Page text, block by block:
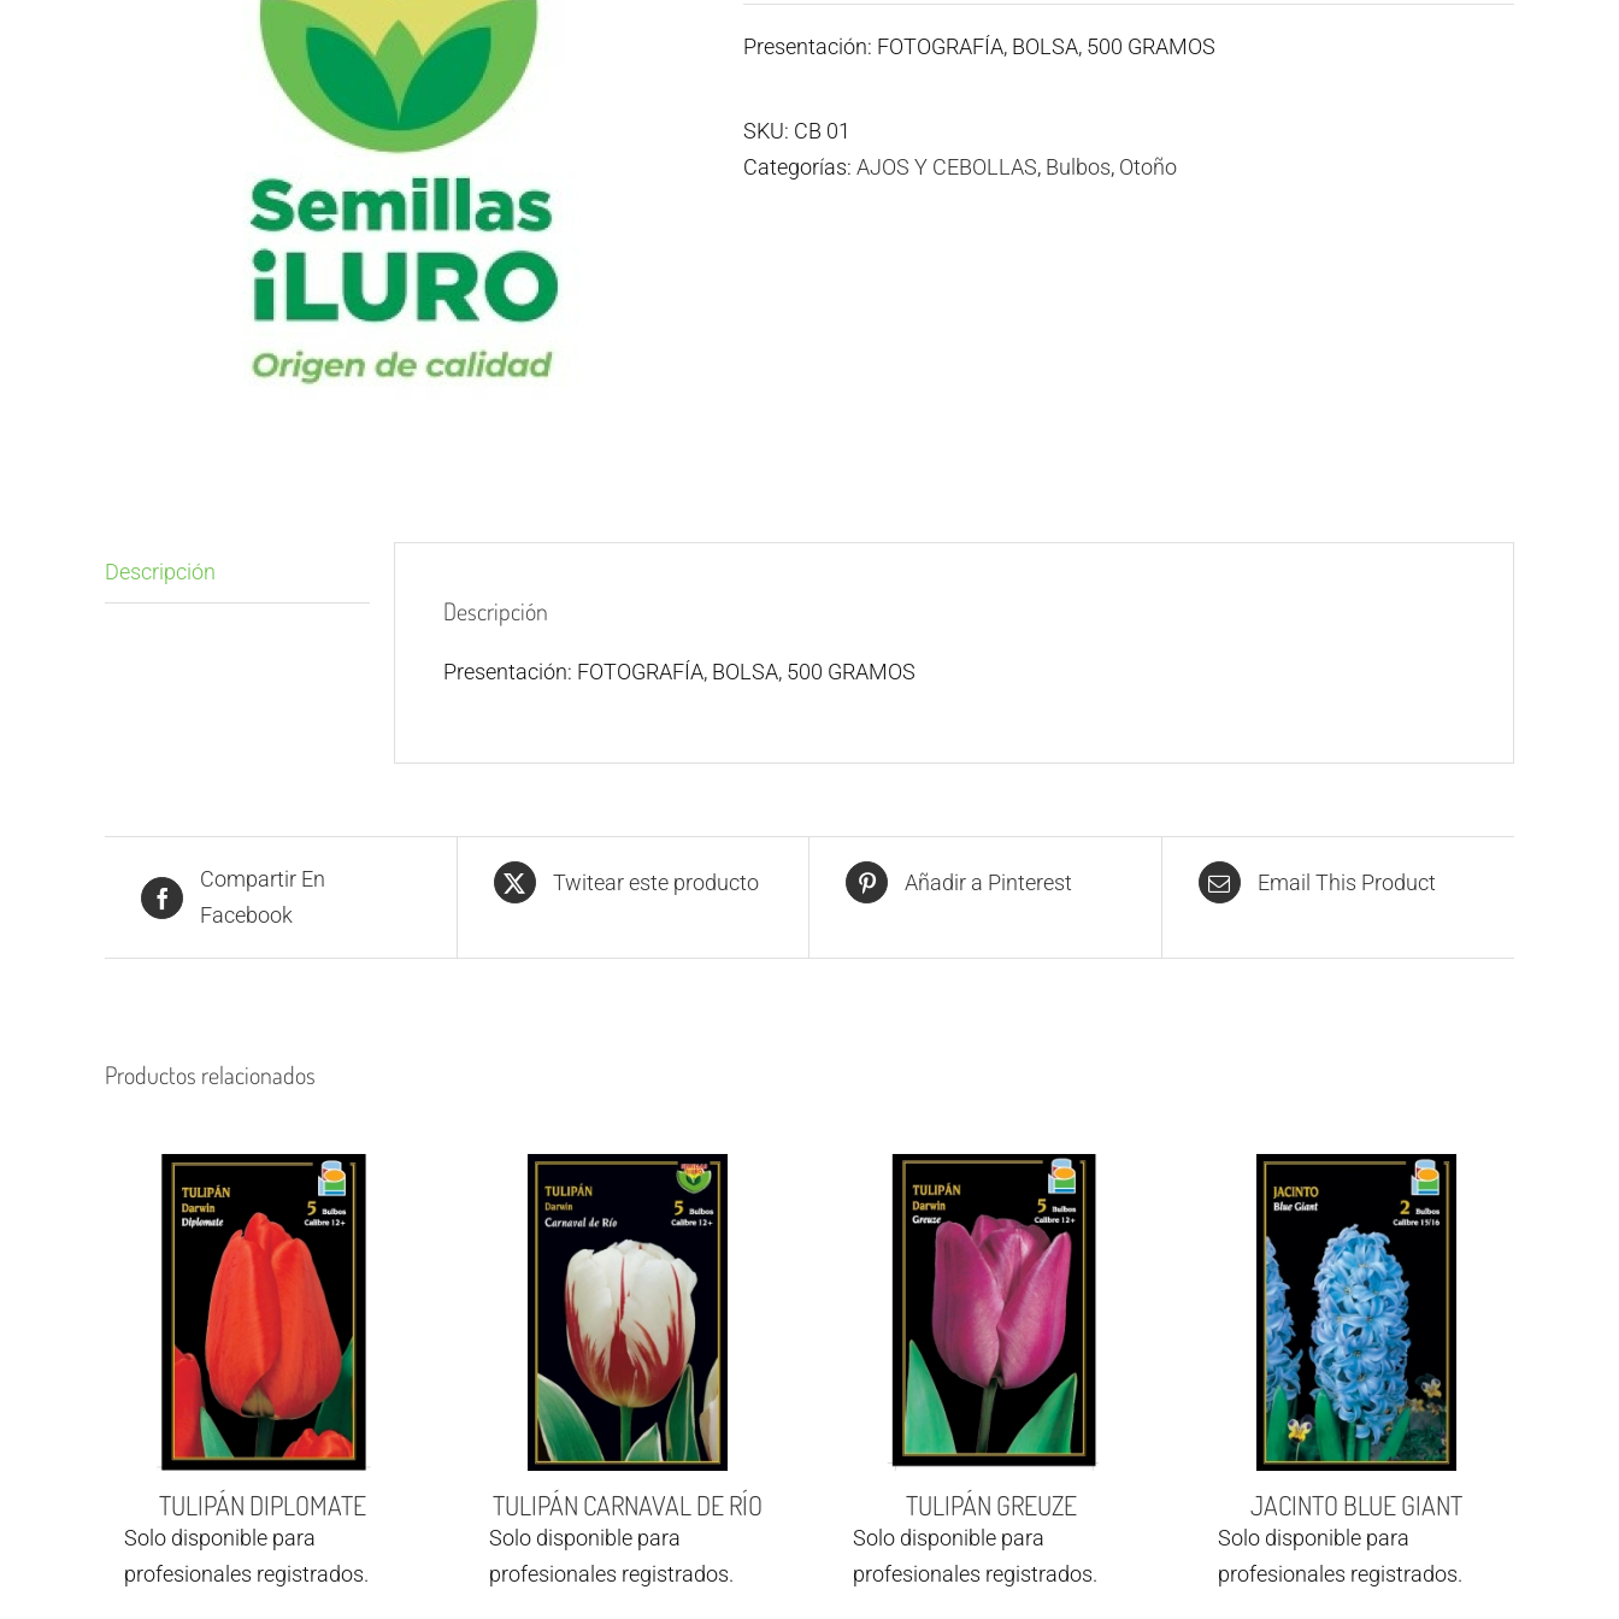
Presentación: FOTOGRAFÍA, BOLSA, 500 GRAMOS
SKU: CB 01
Categorías: AJOS Y CEBOLLAS, Bulbos, Otoño
Descripción
Descripción
Presentación: FOTOGRAFÍA, BOLSA, 500 GRAMOS
Compartir En
Facebook
Twitear este producto Añadir a Pinterest Email This Product
Productos relacionados
TULIPÁN DIPLOMATE
Solo disponible para
profesionales registrados.
TULIPÁN CARNAVAL DE RÍO
Solo disponible para
profesionales registrados.
TULIPÁN GREUZE
Solo disponible para
profesionales registrados.
JACINTO BLUE GIANT
Solo disponible para
profesionales registrados.